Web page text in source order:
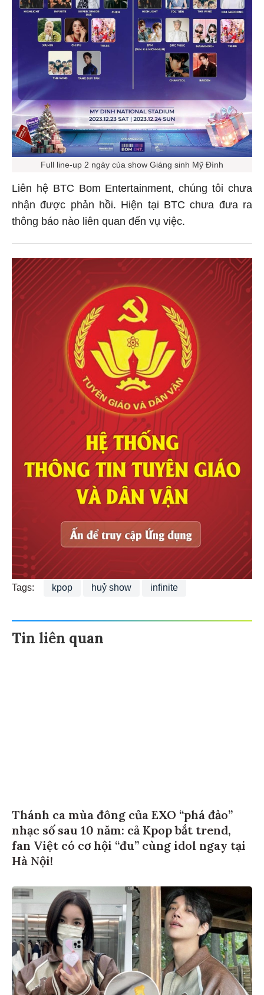
Full line-up 2 ngày của show Giáng sinh Mỹ Đình
Liên hệ BTC Bom Entertainment, chúng tôi chưa
nhận được phản hồi. Hiện tại BTC chưa đưa ra
thông báo nào liên quan đến vụ việc.
Tags: kpop huỷ show infinite
Tin liên quan
Thánh ca mùa đông của EXO “phá đảo”
nhạc số sau 10 năm: cả Kpop bắt trend,
fan Việt có cơ hội “đu” cùng idol ngay tại
Hà Nội!